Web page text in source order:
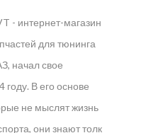
- интернет-магазин
для тюнинга
начал свое
году. В его основе
не мыслят жизнь
они знают толк